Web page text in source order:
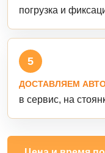
погрузка и
5
ДОСТАВЛЯЕМ
в сервис, на